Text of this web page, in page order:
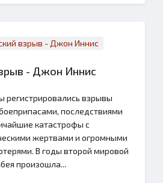
- Джон Иннис
регистрировались взрывы
последствиями
катастрофы с
жертвами и огромными
В годы второй мировой
произошла...